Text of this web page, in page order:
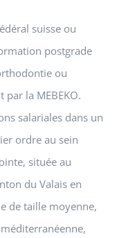
suisse ou
postgrade
ou
la MEBEKO.
salariales dans un
ordre au sein
située au
du Valais en
de taille moyenne,